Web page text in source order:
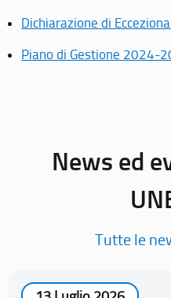
Dichiarazione di
Piano di Gestione 2024-
News ed
Tutte le